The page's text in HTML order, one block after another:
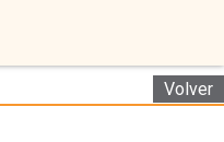
Volver